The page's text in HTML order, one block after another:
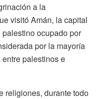
a la
visitó Amán, la capital
ocupado por
por la mayoría
palestinos e
religiones, durante todo